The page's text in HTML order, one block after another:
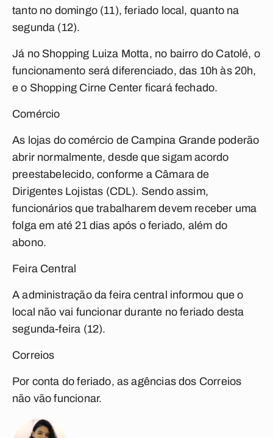
tanto no domingo (11), feriado local, quanto na
segunda (12).
Já no Shopping Luiza Motta, no bairro do Catolé, o
funcionamento será diferenciado, das 10h às 20h,
e o Shopping Cirne Center ficará fechado.
Comércio
As lojas do comércio de Campina Grande poderão
abrir normalmente, desde que sigam acordo
preestabelecido, conforme a Câmara de
Dirigentes Lojistas (CDL). Sendo assim,
funcionários que trabalharem devem receber uma
folga em até 21 dias após o feriado, além do
abono.
Feira Central
A administração da feira central informou que o
local não vai funcionar durante no feriado desta
segunda-feira (12).
Correios
Por conta do feriado, as agências dos Correios
não vão funcionar.